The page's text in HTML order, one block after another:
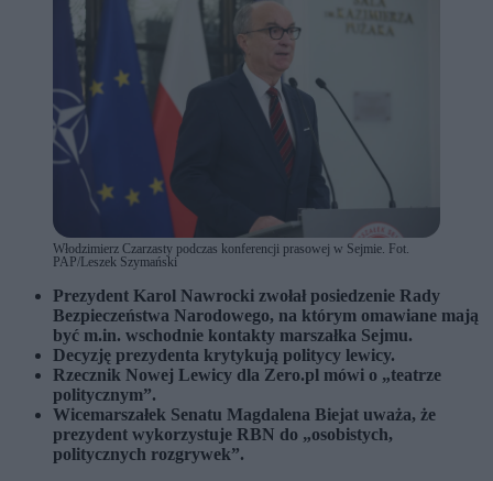
Włodzimierz Czarzasty podczas konferencji prasowej w Sejmie. Fot.
PAP/Leszek Szymański
Prezydent Karol Nawrocki zwołał posiedzenie Rady
Bezpieczeństwa Narodowego, na którym omawiane mają
być m.in. wschodnie kontakty marszałka Sejmu.
Decyzję prezydenta krytykują politycy lewicy.
Rzecznik Nowej Lewicy dla Zero.pl mówi o „teatrze
politycznym”.
Wicemarszałek Senatu Magdalena Biejat uważa, że
prezydent wykorzystuje RBN do „osobistych,
politycznych rozgrywek”.